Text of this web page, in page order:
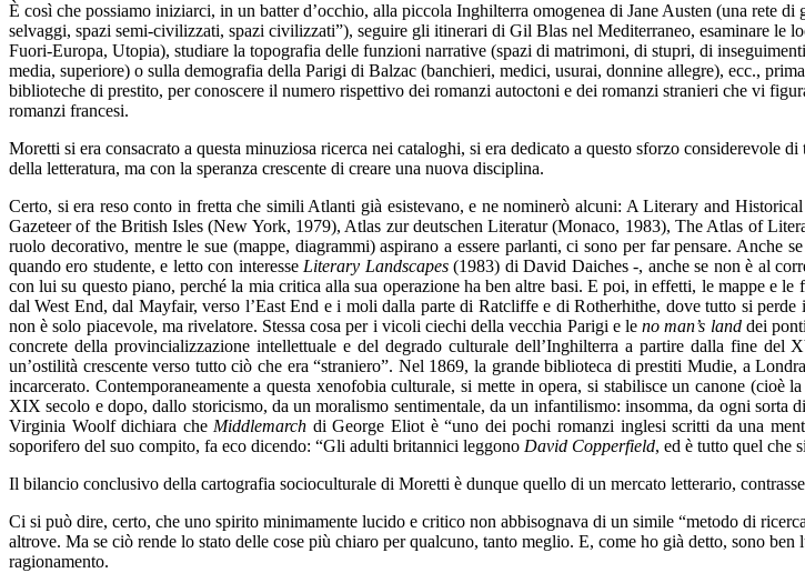
È così che possiamo iniziarci, in un batter d’occhio, alla piccola Inghilterra omogenea di Jane Austen (una rete
selvaggi, spazi semi-civilizzati, spazi civilizzati”), seguire gli itinerari di Gil Blas nel Mediterraneo, esaminare le
Fuori-Europa, Utopia), studiare la topografia delle funzioni narrative (spazi di matrimoni, di stupri, di
media, superiore) o sulla demografia della Parigi di Balzac (banchieri, medici, usurai, donnine allegre), ecc.,
biblioteche di prestito, per conoscere il numero rispettivo dei romanzi autoctoni e dei romanzi stranieri che vi
romanzi francesi.
Moretti si era consacrato a questa minuziosa ricerca nei cataloghi, si era dedicato a questo sforzo considerevole
della letteratura, ma con la speranza crescente di creare una nuova disciplina.
Certo, si era reso conto in fretta che simili Atlanti già esistevano, e ne nominerò alcuni: A Literary and
Gazeteer of the British Isles (New York, 1979), Atlas zur deutschen Literatur (Monaco, 1983), The Atlas of
ruolo decorativo, mentre le sue (mappe, diagrammi) aspirano a essere parlanti, ci sono per far pensare.
quando ero studente, e letto con interesseLiterary Landscapes(1983) di David Daiches -, anche se non è al
con lui su questo piano, perché la mia critica alla sua operazione ha ben altre basi. E poi, in effetti, le mappe e
dal West End, dal Mayfair, verso l’East End e i moli dalla parte di Ratcliffe e di Rotherhithe, dove tutto si
non è solo piacevole, ma rivelatore. Stessa cosa per i vicoli ciechi della vecchia Parigi e leno man’s landdei ponti
concrete della provincializzazione intellettuale e del degrado culturale dell’Inghilterra a partire dalla fine
un’ostilità crescente verso tutto ciò che era “straniero”. Nel 1869, la grande biblioteca di prestiti Mudie, a
incarcerato. Contemporaneamente a questa xenofobia culturale, si mette in opera, si stabilisce un canone
XIX secolo e dopo, dallo storicismo, da un moralismo sentimentale, da un infantilismo: insomma, da ogni sorta
Virginia Woolf dichiara cheMiddlemarch di George Eliot è “uno dei pochi romanzi inglesi scritti da una
soporifero del suo compito, fa eco dicendo: “Gli adulti britannici leggono David Copperfield, ed è tutto quel che
Il bilancio conclusivo della cartografia socioculturale di Moretti è dunque quello di un mercato letterario,
Ci si può dire, certo, che uno spirito minimamente lucido e critico non abbisognava di un simile “metodo di
altrove. Ma se ciò rende lo stato delle cose più chiaro per qualcuno, tanto meglio. E, come ho già detto, sono
ragionamento.